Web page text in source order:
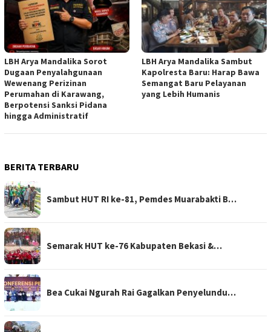
LBH Arya Mandalika Sorot
Dugaan Penyalahgunaan
Wewenang Perizinan
Perumahan di Karawang,
Berpotensi Sanksi Pidana
hingga Administratif
LBH Arya Mandalika Sambut
Kapolresta Baru: Harap Bawa
Semangat Baru Pelayanan
yang Lebih Humanis
BERITA TERBARU
Sambut HUT RI ke-81, Pemdes Muarabakti B…
Semarak HUT ke-76 Kabupaten Bekasi &…
Bea Cukai Ngurah Rai Gagalkan Penyelundu…